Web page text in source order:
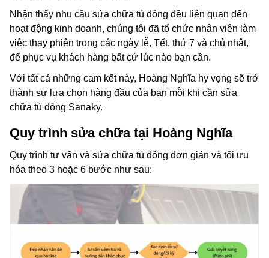
Nhận thấy nhu cầu sửa chữa tủ đông đều liên quan đến
hoạt động kinh doanh, chúng tôi đã tổ chức nhân viên làm
việc thay phiên trong các ngày lễ, Tết, thứ 7 và chủ nhật,
để phục vụ khách hàng bất cứ lúc nào bạn cần.
Với tất cả những cam kết này, Hoàng Nghĩa hy vọng sẽ trở
thành sự lựa chọn hàng đầu của bạn mỗi khi cần sửa
chữa tủ đông Sanaky.
Quy trình sửa chữa tại Hoàng Nghĩa
Quy trình tư vấn và sửa chữa tủ đông đơn giản và tối ưu
hóa theo 3 hoặc 6 bước như sau: